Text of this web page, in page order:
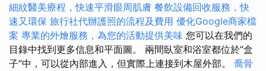
細紋醫美療程，快速平滑眼周肌膚 餐飲設備回收服務，快
速又環保 旅行社代辦護照的流程及費用 優化Google商家檔
案 專業的外燴服務，為您的活動提供美味 您可以在我們的
目錄中找到更多信息和平面圖。 兩間臥室和浴室都位於“盒
子”中，可以從內部進入，但實際上連接到木屋外部。 喬骨